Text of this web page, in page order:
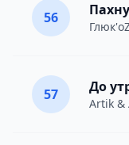
56
57 До
Artik &